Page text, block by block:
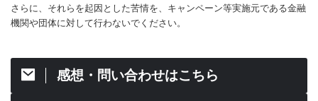
さらに、それらを起因とした苦情を、キャンペーン等実施元である金融
機関や団体に対して行わないでください。
感想・問い合わせはこちら